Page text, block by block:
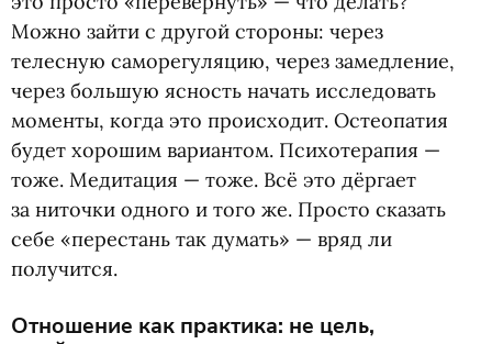
Можно зайти с другой стороны: через
телесную саморегуляцию, через замедление,
через большую ясность начать исследовать
моменты, когда это происходит. Остеопатия
будет хорошим вариантом. Психотерапия —
тоже. Медитация — тоже. Всё это дёргает
за ниточки одного и того же. Просто сказать
себе «перестань так думать» — вряд ли
получится.
Отношение как практика: не цель,